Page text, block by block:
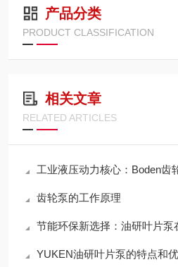
产品分类
PRODUCT CLASSIFICATION
相关文章
RELATED ARTICLES
工业液压动力核心：Boden齿轮油泵，
齿轮泵的工作原理
节能环保新选择：油研叶片泵
YUKEN油研叶片泵的特点和